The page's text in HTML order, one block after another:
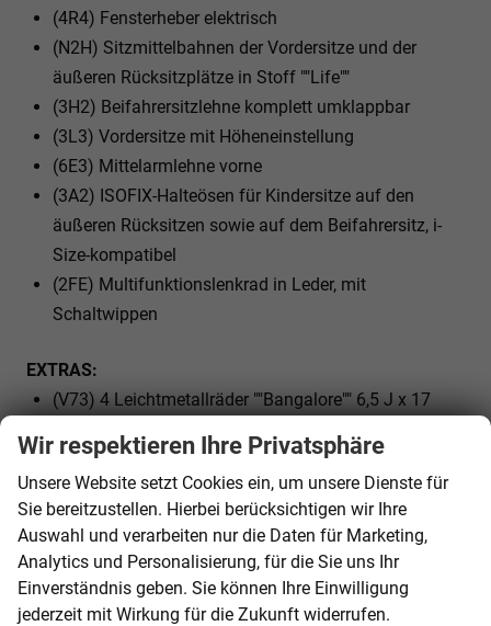
(4R4) Fensterheber elektrisch
(N2H) Sitzmittelbahnen der Vordersitze und der
äußeren Rücksitzplätze in Stoff ""Life""
(3H2) Beifahrersitzlehne komplett umklappbar
(3L3) Vordersitze mit Höheneinstellung
(6E3) Mittelarmlehne vorne
(3A2) ISOFIX-Halteösen für Kindersitze auf den
äußeren Rücksitzen sowie auf dem Beifahrersitz, i-
Size-kompatibel
(2FE) Multifunktionslenkrad in Leder, mit
Schaltwippen
EXTRAS:
(V73) 4 Leichtmetallräder ""Bangalore"" 6,5 J x 17
beheizbar, mit Beifahrerspiegelabsenkung
(3S2) Dachreling schwarz
(7J1) Digital Cockpit, mehrfarbig, verschiedene Info-
Profile wählbar
(VL6) Fußgänger- und Radfahrererkennung
(3GD) Gepäckraumboden in 2 Höhen einstellbar, für
Wir respektieren Ihre Privatsphäre
Unsere Website setzt Cookies ein, um unsere Dienste für
Sie bereitzustellen. Hierbei berücksichtigen wir Ihre
Auswahl und verarbeiten nur die Daten für Marketing,
Analytics und Personalisierung, für die Sie uns Ihr
Einverständnis geben. Sie können Ihre Einwilligung
jederzeit mit Wirkung für die Zukunft widerrufen.